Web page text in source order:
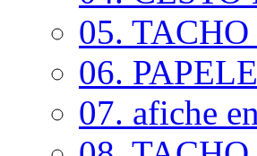
05.
06.
07. afiche